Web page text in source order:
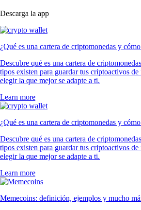
Descarga la app
¿Qué es una cartera de criptomonedas y
Descubre qué es una cartera de
tipos existen para guardar tus criptoactivos
elegir la que mejor se adapte a ti.
Learn more
¿Qué es una cartera de criptomonedas y
Descubre qué es una cartera de
tipos existen para guardar tus criptoactivos
elegir la que mejor se adapte a ti.
Learn more
Memecoins: definición, ejemplos y mucho